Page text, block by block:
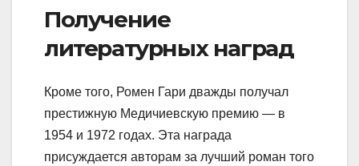
Получение
литературных наград
Кроме того, Ромен Гари дважды получал
престижную Медичиевскую премию — в
1954 и 1972 годах. Эта награда
присуждается авторам за лучший роман того